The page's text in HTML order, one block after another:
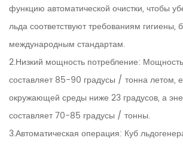
функцию автоматической очистки, чтобы
льда соответствуют требованиям гигиены,
международным стандартам.
2.Низкий мощность потребление:
составляет 85-90 градусы / тонна летом,
окружающей среды ниже 23 градусов, а
составляет 70-85 градусы / тонны.
3.Автоматическая операция: Куб